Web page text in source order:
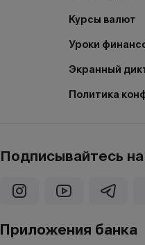
Курсы валют
Уроки
Экранный
Политика
Подписывайтесь
Приложения банка